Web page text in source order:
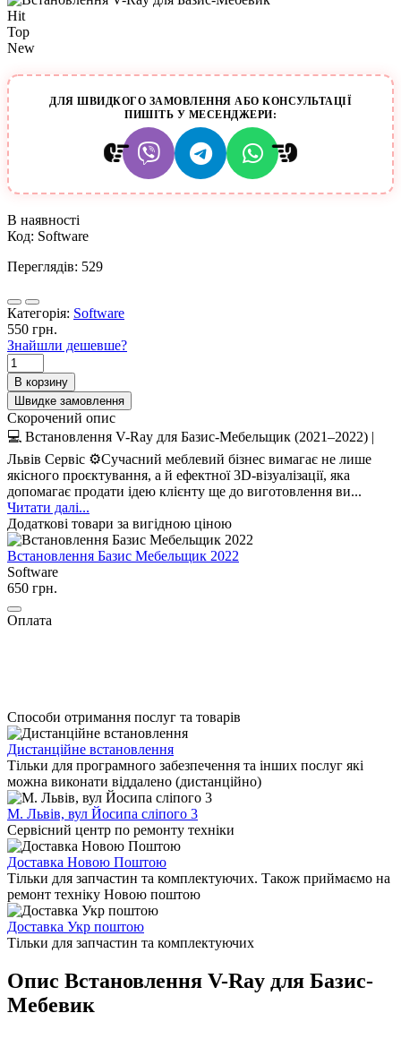
Hit
Top
New
ДЛЯ ШВИДКОГО ЗАМОВЛЕННЯ АБО КОНСУЛЬТАЦІЇ
ПИШІТЬ У МЕСЕНДЖЕРИ:
В наявності
Код: Software
Переглядів: 529
Категорія: Software
550 грн.
Знайшли дешевше?
В корзину
Швидке замовлення
Скорочений опис
💻 Встановлення V-Ray для Базис-Мебельщик (2021–2022) |
Львів Сервіс ⚙️Сучасний меблевий бізнес вимагає не лише
якісного проєктування, а й ефектної 3D-візуалізації, яка
допомагає продати ідею клієнту ще до виготовлення ви...
Читати далі...
Додаткові товари за вигідною ціною
Встановлення Базис Мебельщик 2022
Software
650 грн.
Оплата
Способи отримання послуг та товарів
Дистанційне встановлення
Тільки для програмного забезпечення та інших послуг які
можна виконати віддалено (дистанційно)
М. Львів, вул Йосипа сліпого 3
Сервісний центр по ремонту техніки
Доставка Новою Поштою
Тільки для запчастин та комплектуючих. Також приймаємо на
ремонт техніку Новою поштою
Доставка Укр поштою
Тільки для запчастин та комплектуючих
Опис Встановлення V-Ray для Базис-
Мебевик